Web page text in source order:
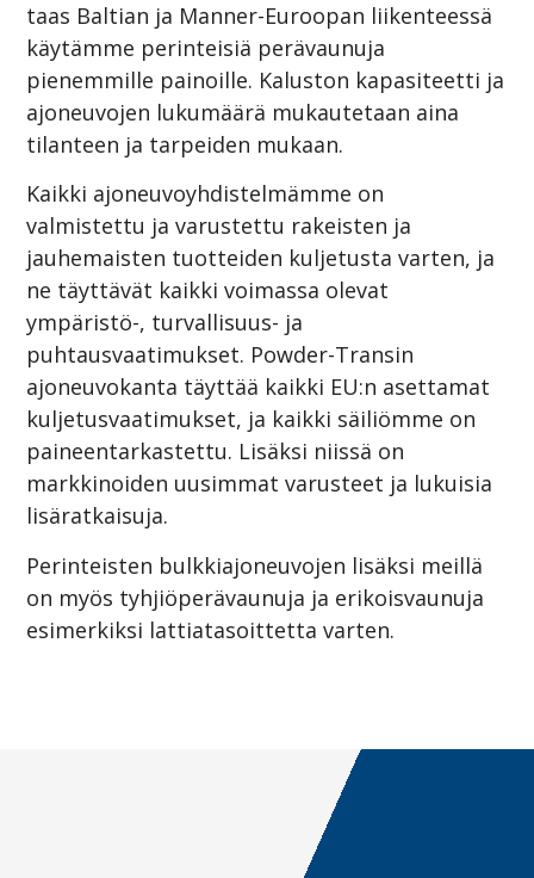
taas Baltian ja Manner-Euroopan liikenteessä
käytämme perinteisiä perävaunuja
pienemmille painoille. Kaluston kapasiteetti ja
ajoneuvojen lukumäärä mukautetaan aina
tilanteen ja tarpeiden mukaan.
Kaikki ajoneuvoyhdistelmämme on
valmistettu ja varustettu rakeisten ja
jauhemaisten tuotteiden kuljetusta varten, ja
ne täyttävät kaikki voimassa olevat
ympäristö-, turvallisuus- ja
puhtausvaatimukset. Powder-Transin
ajoneuvokanta täyttää kaikki EU:n asettamat
kuljetusvaatimukset, ja kaikki säiliömme on
paineentarkastettu. Lisäksi niissä on
markkinoiden uusimmat varusteet ja lukuisia
lisäratkaisuja.
Perinteisten bulkkiajoneuvojen lisäksi meillä
on myös tyhjiöperävaunuja ja erikoisvaunuja
esimerkiksi lattiatasoittetta varten.